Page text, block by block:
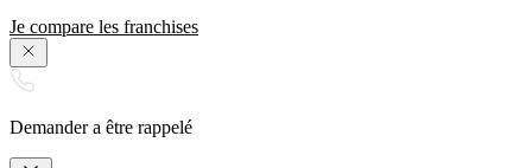
Je compare les franchises
Demander a être rappelé